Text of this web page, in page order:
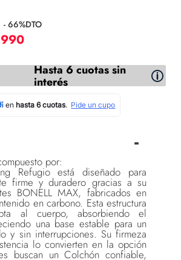
- 66%DTO
990
Hasta 6 cuotas sin
interés
por:
Refugio está diseñado para
firme y duradero gracias a su
BONELL MAX, fabricados en
en carbono. Esta estructura
al cuerpo, absorbiendo el
una base estable para un
y sin interrupciones. Su firmeza
lo convierten en la opción
buscan un Colchón confiable,